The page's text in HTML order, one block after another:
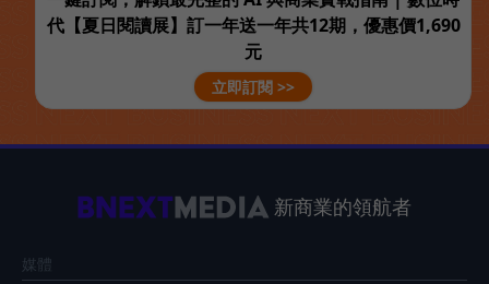
代【夏日閱讀展】訂一年送一年共12期，優惠價1,690
元
立即訂閱 >>
新商業的領航者
媒體